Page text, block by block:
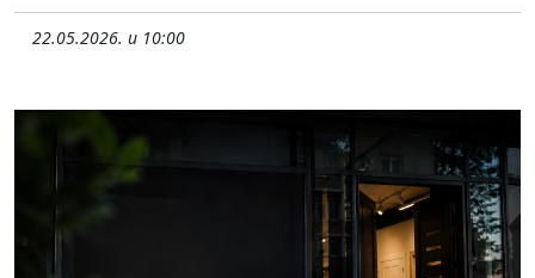
22.05.2026. u 10:00